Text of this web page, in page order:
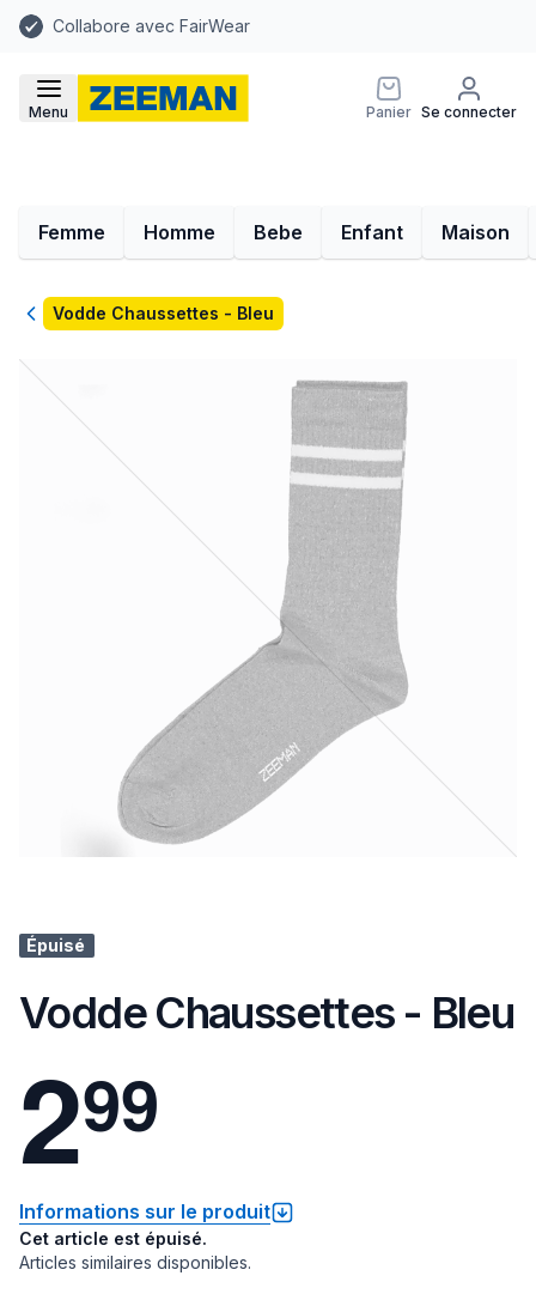
Collabore avec FairWear
Menu Panier Se connecter
Femme Homme Bebe Enfant Maison
RetourVodde Chaussettes - Bleu
Épuisé
Vodde Chaussettes - Bleu
299
Informations sur le produit
Cet article est épuisé.
Articles similaires disponibles.